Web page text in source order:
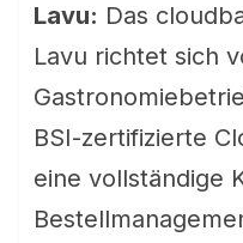
Lavu: Das
Lavu richtet sich
BSI-zertifizierte
eine vollständige